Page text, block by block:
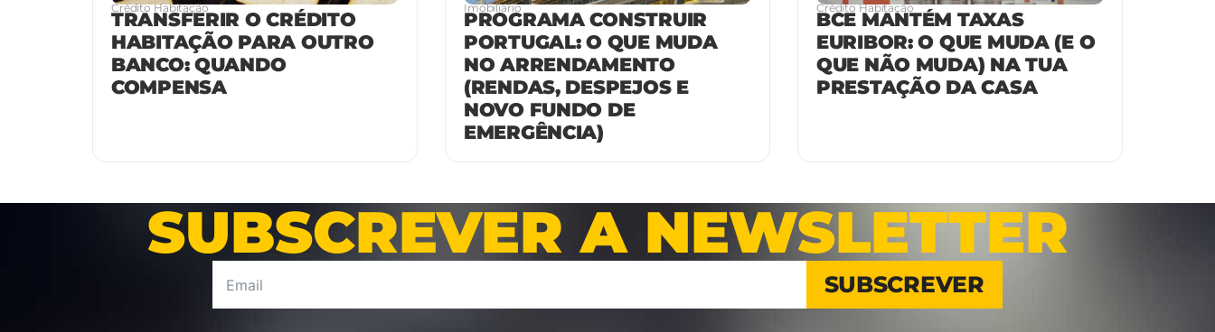
Crédito Habitação
TRANSFERIR O CRÉDITO
HABITAÇÃO PARA OUTRO
BANCO: QUANDO
COMPENSA
Imobiliário
PROGRAMA CONSTRUIR
PORTUGAL: O QUE MUDA
NO ARRENDAMENTO
(RENDAS, DESPEJOS E
NOVO FUNDO DE
EMERGÊNCIA)
Crédito Habitação
BCE MANTÉM TAXAS
EURIBOR: O QUE MUDA (E O
QUE NÃO MUDA) NA TUA
PRESTAÇÃO DA CASA
SUBSCREVER A NEWSLETTER
SUBSCREVER